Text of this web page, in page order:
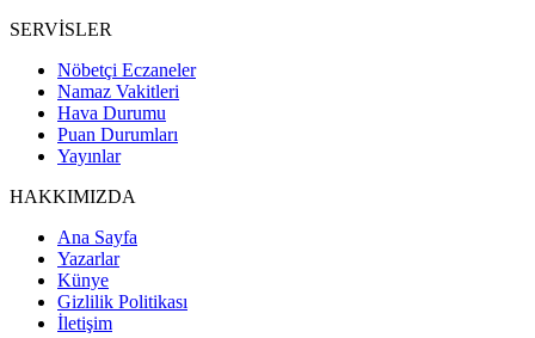
SERVİSLER
Nöbetçi Eczaneler
Namaz Vakitleri
Hava Durumu
Puan Durumları
Yayınlar
HAKKIMIZDA
Ana Sayfa
Yazarlar
Künye
Gizlilik Politikası
İletişim